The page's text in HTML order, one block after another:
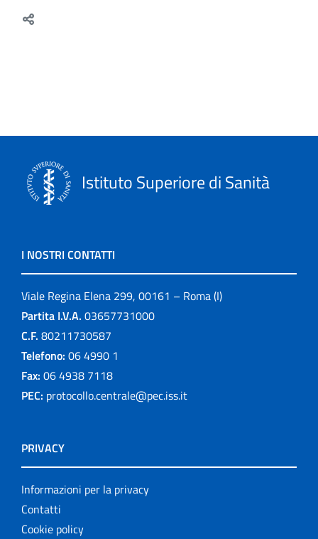
Istituto Superiore di Sanità
I NOSTRI CONTATTI
Viale Regina Elena 299, 00161 – Roma (I)
Partita I.V.A. 03657731000
C.F. 80211730587
Telefono: 06 4990 1
Fax: 06 4938 7118
PEC: protocollo.centrale@pec.iss.it
PRIVACY
Informazioni per la privacy
Contatti
Cookie policy